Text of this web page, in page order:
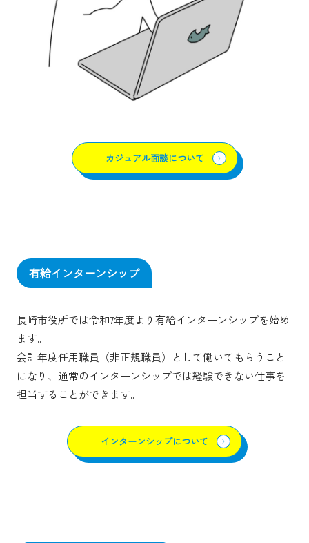
カジュアル面談について
有給インターンシップ
長崎市役所では令和7年度より有給インターンシップを始め
ます。
会計年度任用職員（非正規職員）として働いてもらうこと
になり、通常のインターンシップでは経験できない仕事を
担当することができます。
インターンシップについて